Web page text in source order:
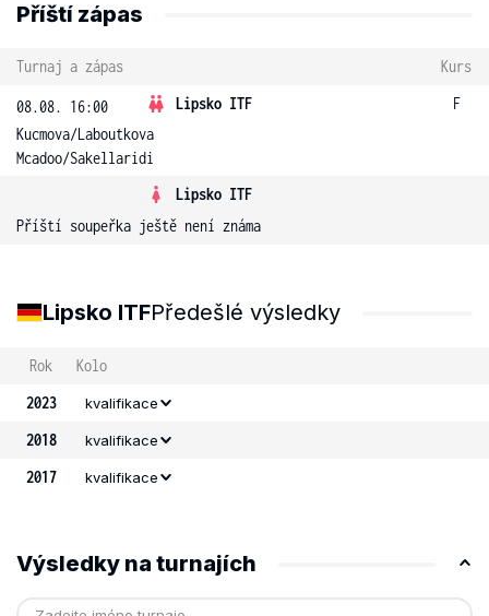
Příští zápas
Turnaj a zápas Kurs
08.08. 16:00 Lipsko ITF
F
Kucmova/Laboutkova
Mcadoo/Sakellaridi
Lipsko ITF
Příští soupeřka ještě není známa
Lipsko ITFPředešlé výsledky
Rok
Kolo
2023
kvalifikace
2018 kvalifikace
2017 kvalifikace
Výsledky na turnajích